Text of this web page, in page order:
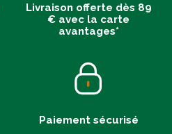
Livraison offerte dès 89
€ avec la carte
avantages*
Paiement sécurisé